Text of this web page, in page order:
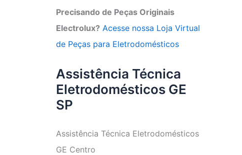
Precisando de Peças Originais
Electrolux? Acesse nossa Loja Virtual
de Peças para Eletrodomésticos
Assistência Técnica
Eletrodomésticos GE
SP
Assistência Técnica Eletrodomésticos
GE Centro